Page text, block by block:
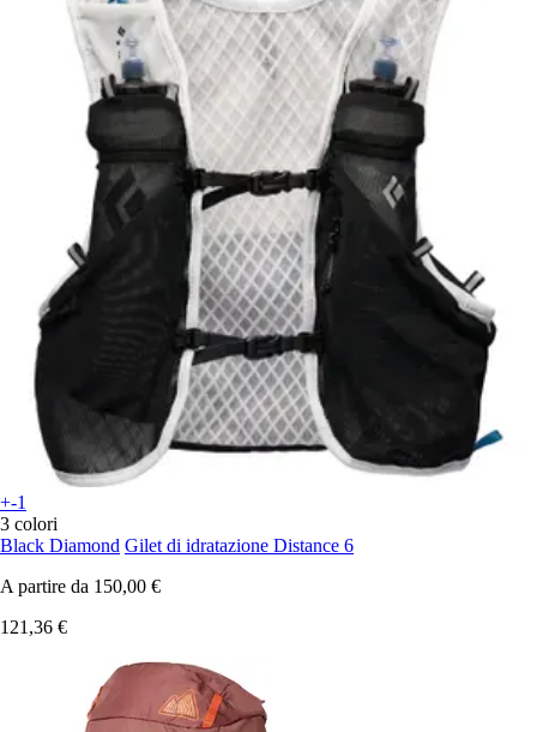
+-1
3 colori
Black Diamond Gilet di idratazione Distance 6
A partire da 150,00 €
121,36 €